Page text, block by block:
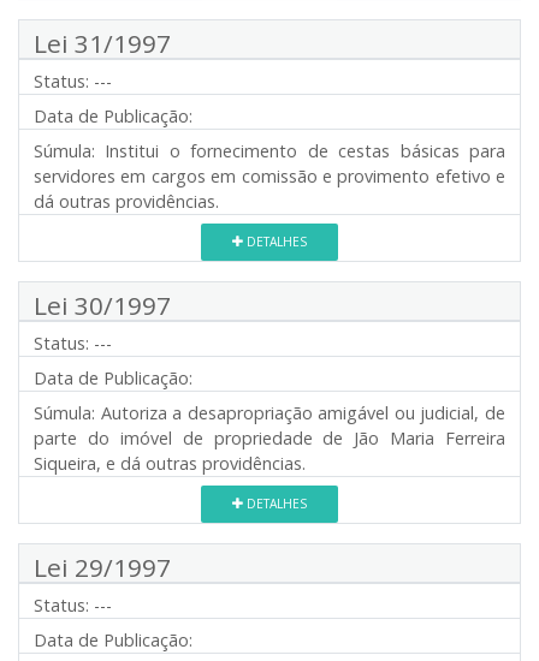
Lei 31/1997
Status: ---
Data de Publicação:
Súmula: Institui o fornecimento de cestas básicas para
servidores em cargos em comissão e provimento efetivo e
dá outras providências.
DETALHES
Lei 30/1997
Status: ---
Data de Publicação:
Súmula: Autoriza a desapropriação amigável ou judicial, de
parte do imóvel de propriedade de Jão Maria Ferreira
Siqueira, e dá outras providências.
DETALHES
Lei 29/1997
Status: ---
Data de Publicação: